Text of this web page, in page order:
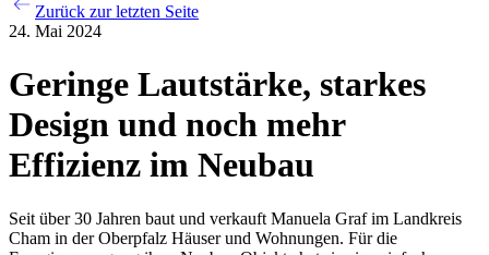
Zurück zur letzten Seite
24. Mai 2024
Geringe Lautstärke, starkes
Design und noch mehr
Effizienz im Neubau
Seit über 30 Jahren baut und verkauft Manuela Graf im Landkreis
Cham in der Oberpfalz Häuser und Wohnungen. Für die